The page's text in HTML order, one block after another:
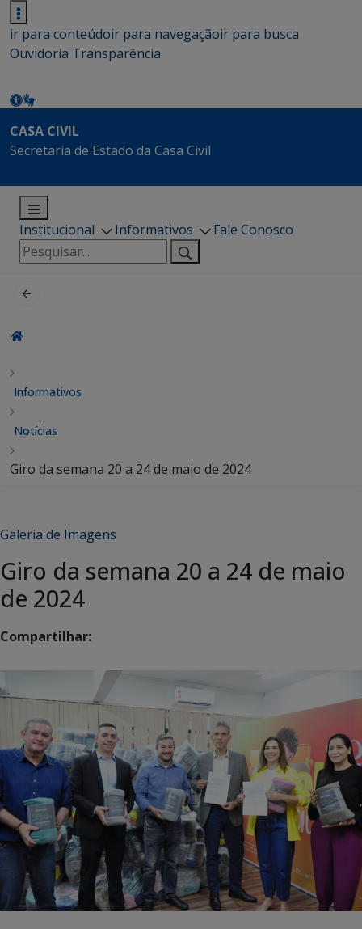
ir para conteúdoir para navegaçãoir para busca
Ouvidoria Transparência
CASA CIVIL
Secretaria de Estado da Casa Civil
Institucional Informativos
Fale Conosco
Pesquisar
por:
Informativos
Notícias
Giro da semana 20 a 24 de maio de 2024
Galeria de Imagens
Giro da semana 20 a 24 de maio
de 2024
Compartilhar: